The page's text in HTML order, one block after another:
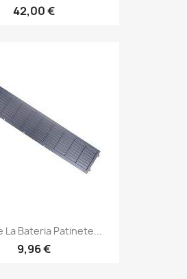
42,00 €
La Bateria Patinete...
9,96 €